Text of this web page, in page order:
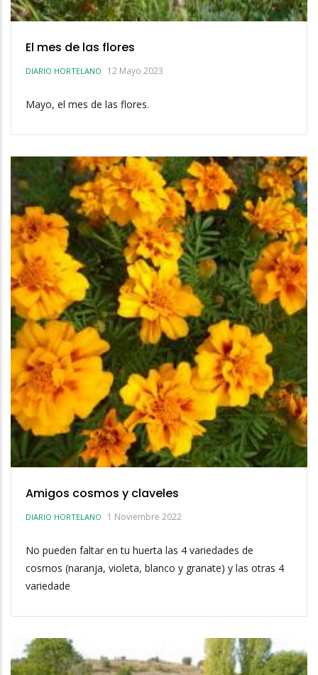
El mes de las flores
DIARIO HORTELANO 12 Mayo 2023
Mayo, el mes de las flores.
Amigos cosmos y claveles
DIARIO HORTELANO 1 Noviembre 2022
No pueden faltar en tu huerta las 4 variedades de
cosmos (naranja, violeta, blanco y granate) y las otras 4
variedade